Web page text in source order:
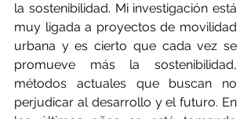
la sostenibilidad. Mi investigación está
muy ligada a proyectos de movilidad
urbana y es cierto que cada vez se
promueve más la sostenibilidad,
métodos actuales que buscan no
perjudicar al desarrollo y el futuro. En